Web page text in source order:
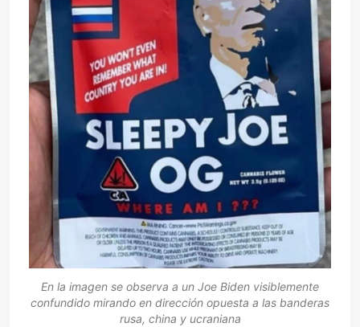
En la imagen se observa a un Joe Biden visiblemente
confundido mirando en dirección opuesta a las banderas
rusa, china y ucraniana